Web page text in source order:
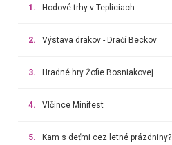
1. Hodové trhy v Tepliciach
2. Výstava drakov - Dračí Beckov
3. Hradné hry Žofie Bosniakovej
4. Vlčince Minifest
5. Kam s deťmi cez letné prázdniny?